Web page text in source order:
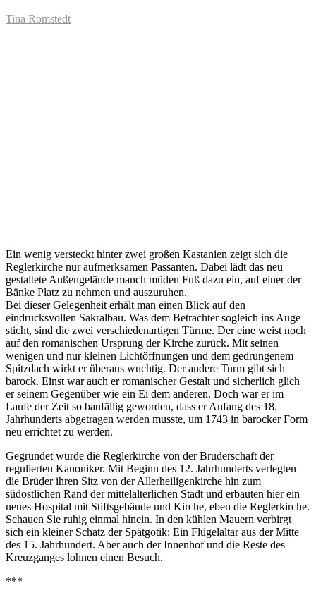
Tina Romstedt
Ein wenig versteckt hinter zwei großen Kastanien zeigt sich die
Reglerkirche nur aufmerksamen Passanten. Dabei lädt das neu
gestaltete Außengelände manch müden Fuß dazu ein, auf einer der
Bänke Platz zu nehmen und auszuruhen.
Bei dieser Gelegenheit erhält man einen Blick auf den
eindrucksvollen Sakralbau. Was dem Betrachter sogleich ins Auge
sticht, sind die zwei verschiedenartigen Türme. Der eine weist noch
auf den romanischen Ursprung der Kirche zurück. Mit seinen
wenigen und nur kleinen Lichtöffnungen und dem gedrungenem
Spitzdach wirkt er überaus wuchtig. Der andere Turm gibt sich
barock. Einst war auch er romanischer Gestalt und sicherlich glich
er seinem Gegenüber wie ein Ei dem anderen. Doch war er im
Laufe der Zeit so baufällig geworden, dass er Anfang des 18.
Jahrhunderts abgetragen werden musste, um 1743 in barocker Form
neu errichtet zu werden.
Gegründet wurde die Reglerkirche von der Bruderschaft der
regulierten Kanoniker. Mit Beginn des 12. Jahrhunderts verlegten
die Brüder ihren Sitz von der Allerheiligenkirche hin zum
südöstlichen Rand der mittelalterlichen Stadt und erbauten hier ein
neues Hospital mit Stiftsgebäude und Kirche, eben die Reglerkirche.
Schauen Sie ruhig einmal hinein. In den kühlen Mauern verbirgt
sich ein kleiner Schatz der Spätgotik: Ein Flügelaltar aus der Mitte
des 15. Jahrhundert. Aber auch der Innenhof und die Reste des
Kreuzganges lohnen einen Besuch.
***